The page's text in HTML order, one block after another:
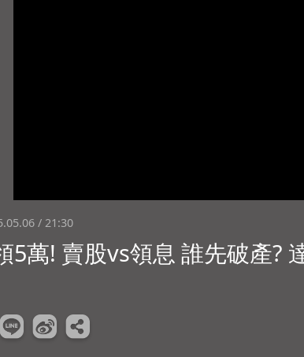
/ 21:30
5萬! 賣股vs領息 誰先破產?